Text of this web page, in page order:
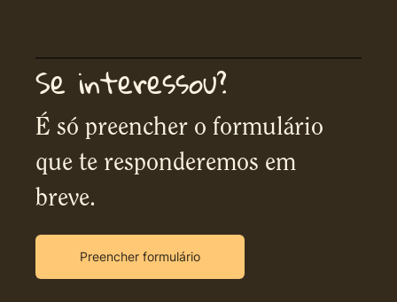
Se interessou?
É só preencher o formulário
que te responderemos em
breve.
Preencher formulário